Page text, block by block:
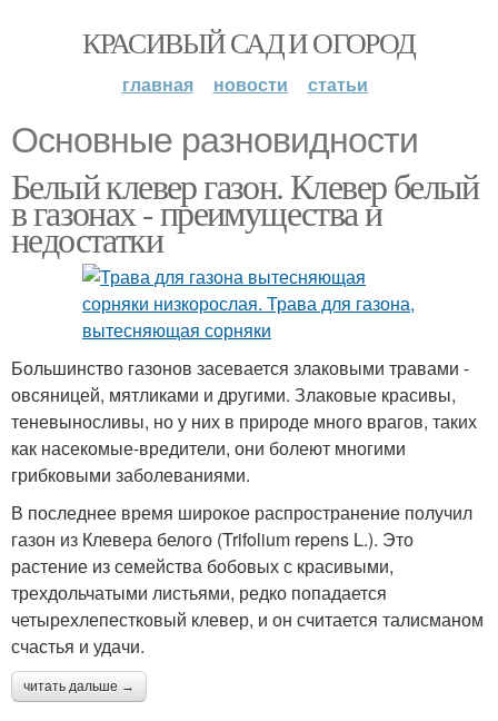
КРАСИВЫЙ САД И ОГОРОД
главная новости статьи
Основные разновидности
Белый клевер газон. Клевер белый
в газонах - преимущества и
недостатки
Большинство газонов засевается злаковыми травами -
овсяницей, мятликами и другими. Злаковые красивы,
теневыносливы, но у них в природе много врагов, таких
как насекомые-вредители, они болеют многими
грибковыми заболеваниями.
В последнее время широкое распространение получил
газон из Клевера белого (Trifolium repens L.). Это
растение из семейства бобовых с красивыми,
трехдольчатыми листьями, редко попадается
четырехлепестковый клевер, и он считается талисманом
счастья и удачи.
читать дальше →